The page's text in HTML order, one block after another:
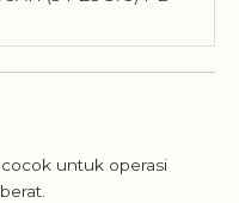
cocok untuk operasi